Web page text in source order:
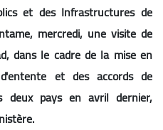
et des Infrastructures de
mercredi, une visite de
dans le cadre de la mise en
et des accords de
deux pays en avril dernier,